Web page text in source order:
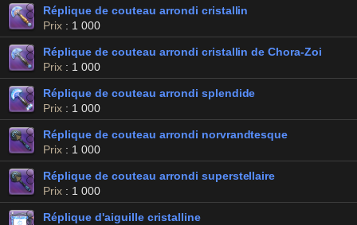
Réplique de couteau arrondi cristallin
Prix: 1 000
Réplique de couteau arrondi cristallin de Chora-Zoi
Prix: 1 000
Réplique de couteau arrondi splendide
Prix: 1 000
Réplique de couteau arrondi norvrandtesque
Prix: 1 000
Réplique de couteau arrondi superstellaire
Prix: 1 000
Réplique d'aiguille cristalline